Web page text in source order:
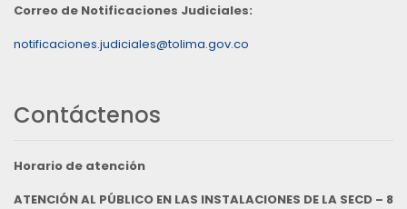
Correo de Notificaciones Judiciales:
notificaciones.judiciales@tolima.gov.co
Contáctenos
Horario de atención
ATENCIÓN AL PÚBLICO EN LAS INSTALACIONES DE LA SECD – 8